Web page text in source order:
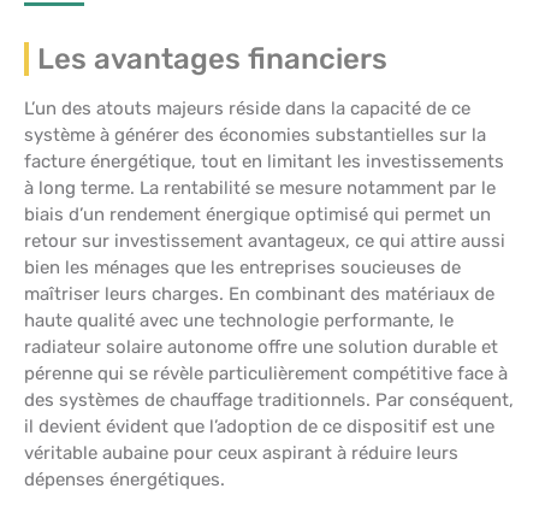
Les avantages financiers
L’un des atouts majeurs réside dans la capacité de ce
système à générer des économies substantielles sur la
facture énergétique, tout en limitant les investissements
à long terme. La rentabilité se mesure notamment par le
biais d’un rendement énergique optimisé qui permet un
retour sur investissement avantageux, ce qui attire aussi
bien les ménages que les entreprises soucieuses de
maîtriser leurs charges. En combinant des matériaux de
haute qualité avec une technologie performante, le
radiateur solaire autonome offre une solution durable et
pérenne qui se révèle particulièrement compétitive face à
des systèmes de chauffage traditionnels. Par conséquent,
il devient évident que l’adoption de ce dispositif est une
véritable aubaine pour ceux aspirant à réduire leurs
dépenses énergétiques.